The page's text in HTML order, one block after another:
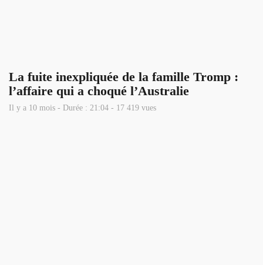
La fuite inexpliquée de la famille Tromp :
l’affaire qui a choqué l’Australie
Il y a 10 mois - Durée : 21:04 - 17 419 vues